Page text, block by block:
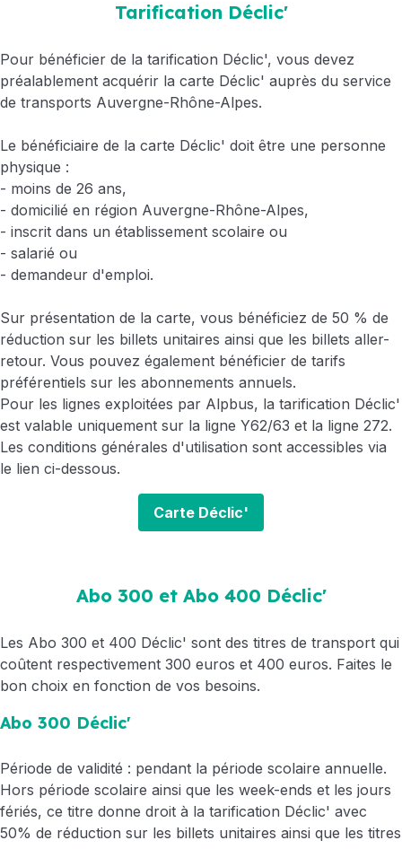
Tarification Déclic'
Pour bénéficier de la tarification Déclic', vous devez
préalablement acquérir la carte Déclic' auprès du service
de transports Auvergne-Rhône-Alpes.
Le bénéficiaire de la carte Déclic' doit être une personne
physique :
- moins de 26 ans,
- domicilié en région Auvergne-Rhône-Alpes,
- inscrit dans un établissement scolaire ou
- salarié ou
- demandeur d'emploi.
Sur présentation de la carte, vous bénéficiez de 50 % de
réduction sur les billets unitaires ainsi que les billets aller-
retour. Vous pouvez également bénéficier de tarifs
préférentiels sur les abonnements annuels.
Pour les lignes exploitées par Alpbus, la tarification Déclic'
est valable uniquement sur la ligne Y62/63 et la ligne 272.
Les conditions générales d'utilisation sont accessibles via
le lien ci-dessous.
Carte Déclic'
Abo 300 et Abo 400 Déclic'
Les Abo 300 et 400 Déclic' sont des titres de transport qui
coûtent respectivement 300 euros et 400 euros. Faites le
bon choix en fonction de vos besoins.
Abo 300 Déclic'
Période de validité : pendant la période scolaire annuelle.
Hors période scolaire ainsi que les week-ends et les jours
fériés, ce titre donne droit à la tarification Déclic' avec
50% de réduction sur les billets unitaires ainsi que les titres